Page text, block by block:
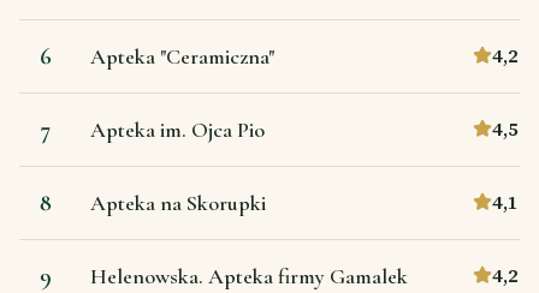
6 Apteka "Ceramiczna" 4,2
7 Apteka im. Ojca Pio 4,5
8 Apteka na Skorupki 4,1
9 Helenowska. Apteka firmy Gamalek 4,2